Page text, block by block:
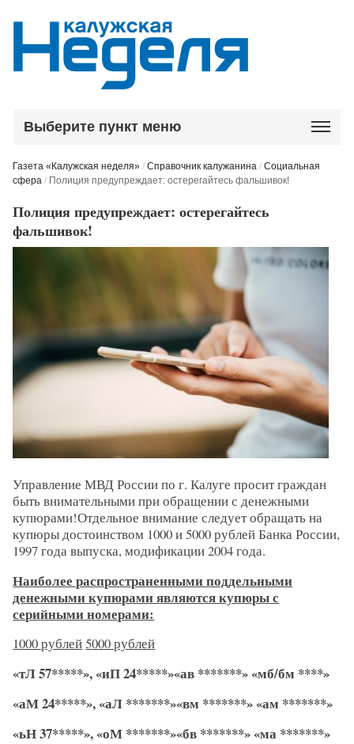
Выберите пункт меню
Газета «Калужская неделя» /Справочник калужанина /Социальная
сфера / Полиция предупреждает: остерегайтесь фальшивок!
Полиция предупреждает: остерегайтесь
фальшивок!
Управление МВД России по г. Калуге просит граждан
быть внимательными при обращении с денежными
купюрами!Отдельное внимание следует обращать на
купюры достоинством 1000 и 5000 рублей Банка России,
1997 года выпуска, модификации 2004 года.
Наиболее распространенными поддельными
денежными купюрами являются купюры с
серийными номерами:
1000 рублей5000 рублей
«тЛ 57*****», «иП 24*****»«ав *******» «мб/бм ****»
«аМ 24*****», «аЛ *******»«вм *******» «ам *******»
«ьН 37*****», «оМ *******»«бв *******» «ма *******»